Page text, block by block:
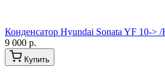
Конденсатор Hyundai Sonata YF 10->
9 000 р.
Купить